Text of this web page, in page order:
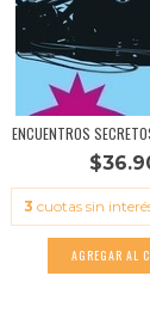
ENCUENTROS
3 cuotas sin